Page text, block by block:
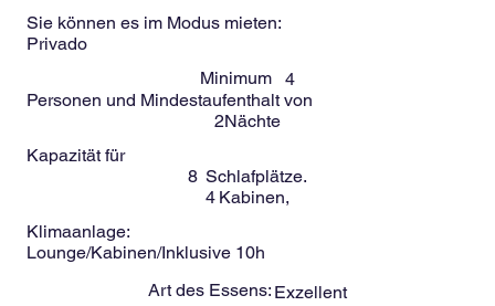
Sie können es im Modus mieten:
Privado
Minimum
4
Personen und Mindestaufenthalt von
2Nächte
Kapazität für
8 Schlafplätze.
4 Kabinen,
Klimaanlage:
Lounge/Kabinen/Inklusive 10h
Art des Essens: Exzellent